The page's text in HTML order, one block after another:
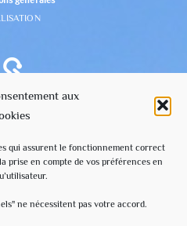
aux
qui assurent le fonctionnement correct
prise en compte de vos préférences en
ne nécessitent pas votre accord.